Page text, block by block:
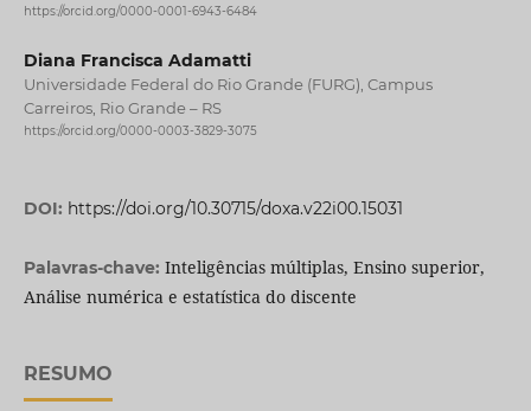
https://orcid.org/0000-0001-6943-6484
Diana Francisca Adamatti
Universidade Federal do Rio Grande (FURG), Campus
Carreiros, Rio Grande – RS
https://orcid.org/0000-0003-3829-3075
DOI: https://doi.org/10.30715/doxa.v22i00.15031
Palavras-chave: Inteligências múltiplas, Ensino superior,
Análise numérica e estatística do discente
RESUMO